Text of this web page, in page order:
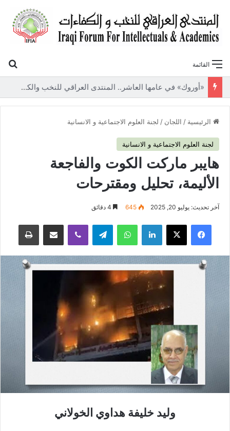
القائمة
«أوروك» في عامها العاشر.. المنتدى العراقي للنخب والكفاءات يصدر عددًا جديدًا ببحوث علمية تعالج قضايا الاقتصاد والطاقة
الرئيسية / اللجان / لجنة العلوم الاجتماعية و الانسانية
لجنة العلوم الاجتماعية و الانسانية
هايبر ماركت الكوت والفاجعة
الأليمة، تحليل ومقترحات
آخر تحديث: يوليو 20, 2025 645
فيسبوك لينكدإن واتساب
وليد خليفة هداوي الخولاني